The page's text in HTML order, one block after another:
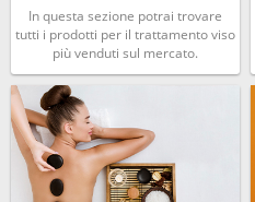
In questa sezione potrai trovare
tutti i prodotti per il trattamento viso
più venduti sul mercato.